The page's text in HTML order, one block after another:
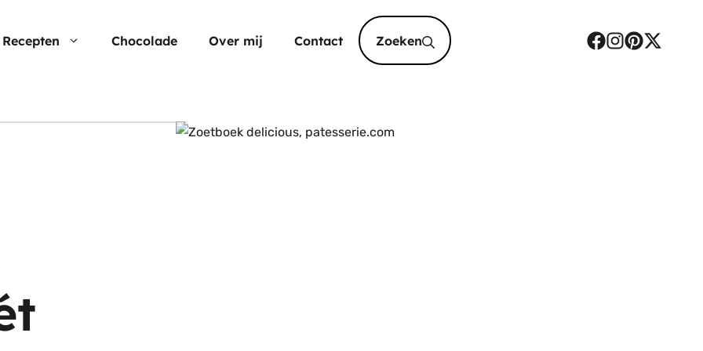
Recepten Chocolade Over mij Contact